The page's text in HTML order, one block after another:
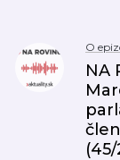
O
NA
(45/